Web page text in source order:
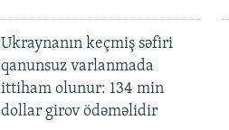
Ukraynanın keçmiş səfiri
qanunsuz varlanmada
ittiham olunur: 134 min
dollar girov ödəməlidir